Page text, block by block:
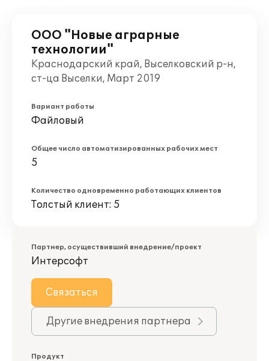
ООО "Новые аграрные
технологии"
Краснодарский край, Выселковский р-н,
ст-ца Выселки, Март 2019
Вариант работы
Файловый
Общее число автоматизированных рабочих мест
5
Количество одновременно работающих клиентов
Толстый клиент: 5
Партнер, осуществивший внедрение/проект
Интерсофт
Связаться
Другие внедрения партнера
Продукт